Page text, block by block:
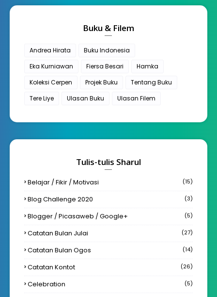
Buku & Filem
Andrea Hirata
Buku Indonesia
Eka Kurniawan
Fiersa Besari
Hamka
Koleksi Cerpen
Projek Buku
Tentang Buku
Tere Liye
Ulasan Buku Ulasan Filem
Tulis-tulis Sharul
Belajar / Fikir / Motivasi (15)
Blog Challenge 2020 (3)
Blogger / Picasaweb / Google+ (5)
Catatan Bulan Julai (27)
Catatan Bulan Ogos (14)
Catatan Kontot (26)
Celebration (5)